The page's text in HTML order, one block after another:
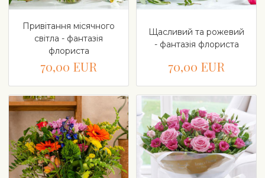
Привітання місячного
світла - фантазія
флориста
70,00 EUR
Щасливий та рожевий
- фантазія флориста
70,00 EUR